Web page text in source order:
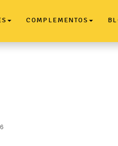
COMPLEMENTOS